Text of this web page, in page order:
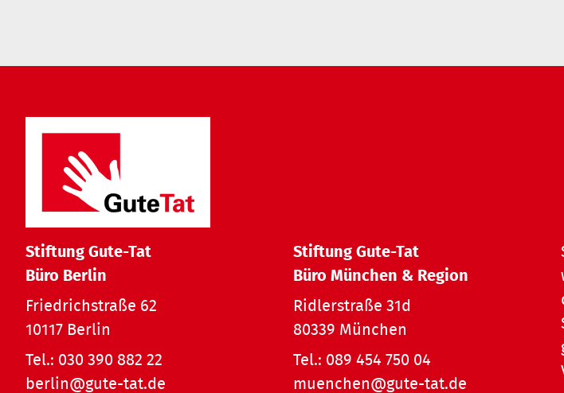
Stiftung Gute-Tat
Büro Berlin
Friedrichstraße 62
10117 Berlin
Tel.: 030 390 882 22
berlin@gute-tat.de
Stiftung Gute-Tat
Büro München & Region
Ridlerstraße 31d
80339 München
Tel.: 089 454 750 04
muenchen@gute-tat.de